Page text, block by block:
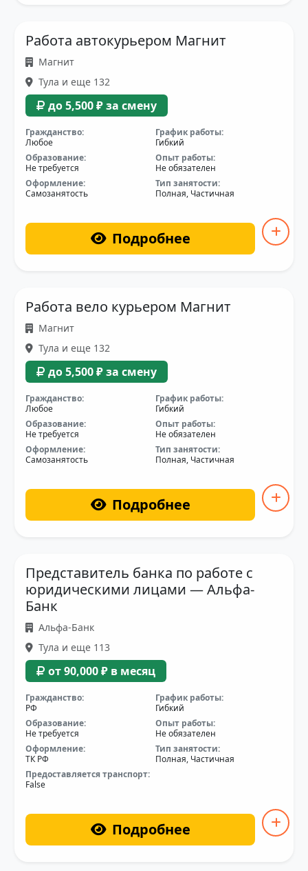
Работа автокурьером Магнит
Магнит
Тула и еще 132
до 5,500 ₽ за смену
Гражданство:
Любое
График работы:
Гибкий
Образование:
Не требуется
Опыт работы:
Не обязателен
Оформление:
Самозанятость
Тип занятости:
Полная, Частичная
Подробнее
Работа вело курьером Магнит
Магнит
Тула и еще 132
до 5,500 ₽ за смену
Гражданство:
Любое
График работы:
Гибкий
Образование:
Не требуется
Опыт работы:
Не обязателен
Оформление:
Самозанятость
Тип занятости:
Полная, Частичная
Подробнее
Представитель банка по работе с
юридическими лицами — Альфа-
Банк
Альфа-Банк
Тула и еще 113
от 90,000 ₽ в месяц
Гражданство:
РФ
График работы:
Гибкий
Образование:
Не требуется
Опыт работы:
Не обязателен
Оформление:
ТК РФ
Тип занятости:
Полная, Частичная
Предоставляется транспорт:
False
Подробнее